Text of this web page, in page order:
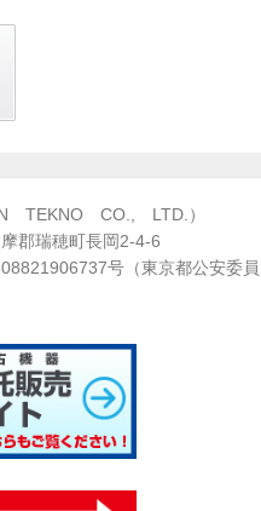
TEKNO CO., LTD.）
郡瑞穂町長岡2-4-6
号（東京都公安委員